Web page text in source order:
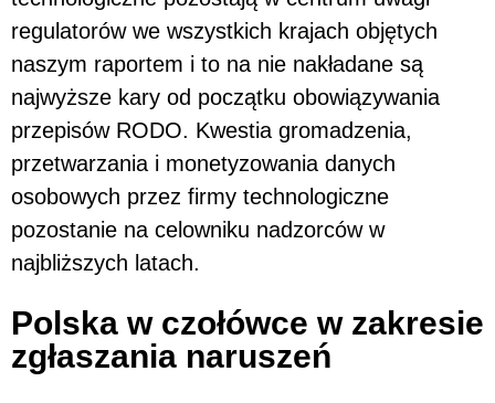
regulatorów we wszystkich krajach objętych
naszym raportem i to na nie nakładane są
najwyższe kary od początku obowiązywania
przepisów RODO. Kwestia gromadzenia,
przetwarzania i monetyzowania danych
osobowych przez firmy technologiczne
pozostanie na celowniku nadzorców w
najbliższych latach.
Polska w czołówce w zakresie
zgłaszania naruszeń